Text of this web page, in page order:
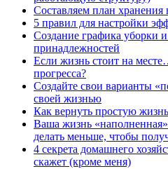
Составляем план
5 правил для настройки
Создание графика уборки
принадлежностей
Если жизнь стоит на
прогресса?
Создайте свои варианты
своей жизнью
Как вернуть простую
Ваша жизнь
делать меньше, чтобы
4 секрета домашнего
скажет (кроме меня)